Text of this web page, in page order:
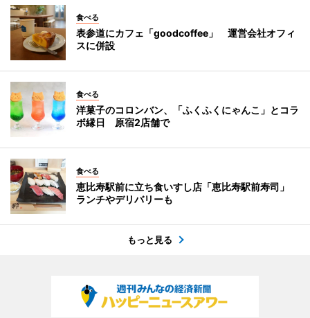
食べる
表参道にカフェ「goodcoffee」 運営会社オフィ
スに併設
食べる
洋菓子のコロンバン、「ふくふくにゃんこ」とコラ
ボ縁日 原宿2店舗で
食べる
恵比寿駅前に立ち食いすし店「恵比寿駅前寿司」
ランチやデリバリーも
もっと見る